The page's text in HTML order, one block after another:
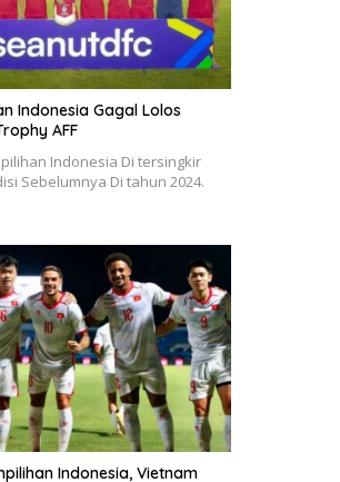
Indonesia Gagal Lolos
AFF
Indonesia Di tersingkir
Sebelumnya Di tahun 2024.
Indonesia, Vietnam